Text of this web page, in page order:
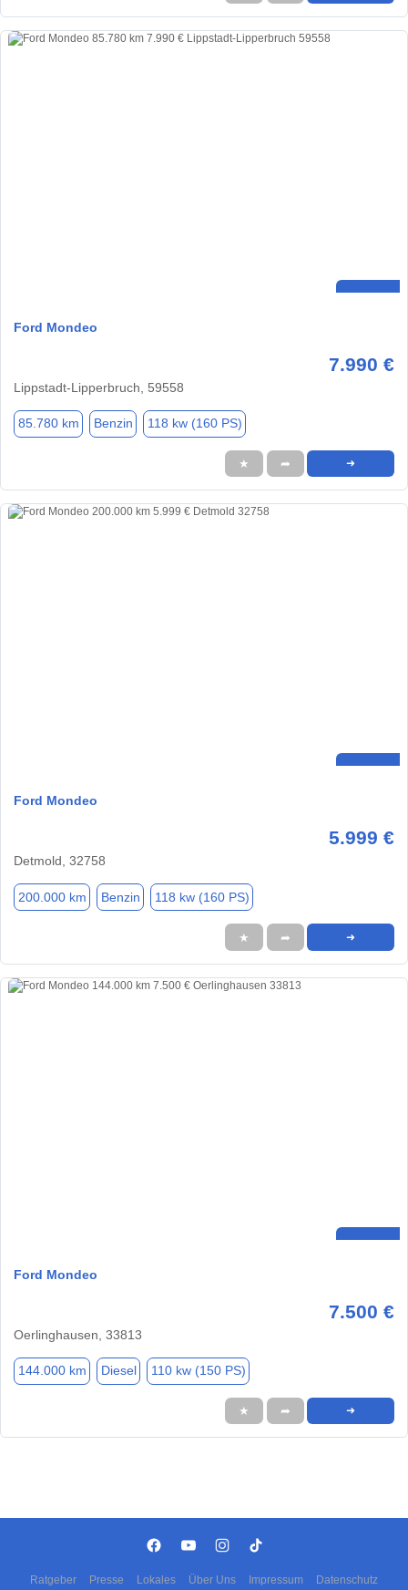
Ford Mondeo
7.990 €
Lippstadt-Lipperbruch, 59558
85.780 km Benzin 118 kw (160 PS)
★ ➦ ➜
Ford Mondeo
5.999 €
Detmold, 32758
200.000 km Benzin 118 kw (160 PS)
★ ➦ ➜
Ford Mondeo
7.500 €
Oerlinghausen, 33813
144.000 km Diesel 110 kw (150 PS)
★ ➦ ➜
Ratgeber Presse Lokales Über Uns Impressum Datenschutz